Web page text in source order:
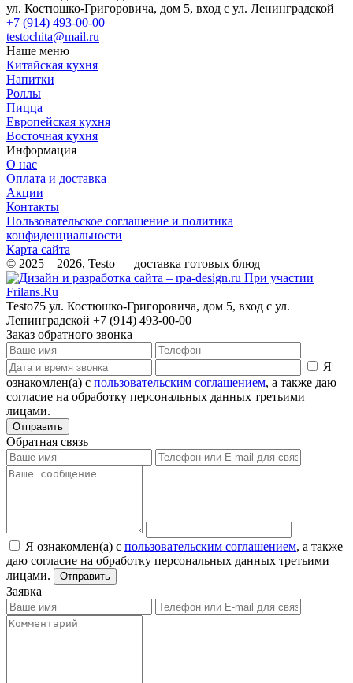
ул. Костюшко-Григоровича, дом 5, вход с ул. Ленинградской
+7 (914) 493-00-00
testochita@mail.ru
Наше меню
Китайская кухня
Напитки
Роллы
Пицца
Европейская кухня
Восточная кухня
Информация
О нас
Оплата и доставка
Акции
Контакты
Пользовательское соглашение и политика
конфиденциальности
Карта сайта
© 2025 – 2026, Testo — доставка готовых блюд
При участии
Frilans.Ru
Testo75 ул. Костюшко-Григоровича, дом 5, вход с ул.
Ленинградской +7 (914) 493-00-00
Заказ обратного звонка
Я
ознакомлен(а) с пользовательским соглашением, а также даю
согласие на обработку персональных данных третьими
лицами.
Отправить
Обратная связь
Я ознакомлен(а) с пользовательским соглашением, а также
даю согласие на обработку персональных данных третьими
лицами.
Отправить
Заявка